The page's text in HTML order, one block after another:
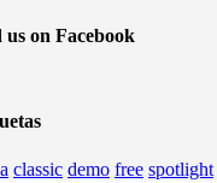
us on Facebook
classic demo free spotlight